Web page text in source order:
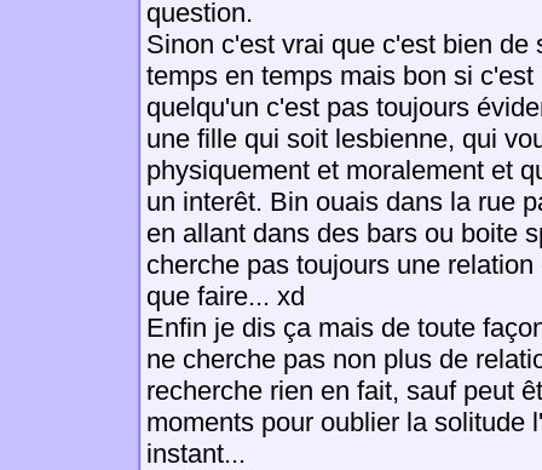
question.
Sinon c'est vrai que c'est bien de
temps en temps mais bon si c'est
quelqu'un c'est pas toujours
une fille qui soit lesbienne, qui
physiquement et moralement et
un interêt. Bin ouais dans la rue
en allant dans des bars ou boite
cherche pas toujours une
que faire... xd
Enfin je dis ça mais de toute
ne cherche pas non plus de
recherche rien en fait, sauf peut
moments pour oublier la solitude
instant...